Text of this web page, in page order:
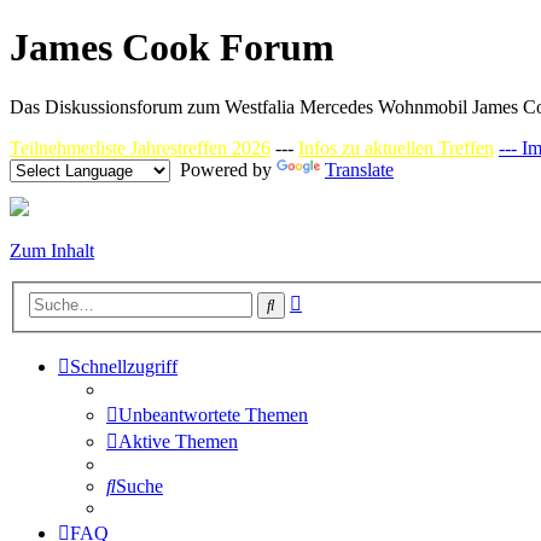
James Cook Forum
Das Diskussionsforum zum Westfalia Mercedes Wohnmobil James
Teilnehmerliste Jahrestreffen 2026 --- Infos zu aktuellen Treffen ---
Powered by
Translate
Zum Inhalt
Suche
Schnellzugriff
Unbeantwortete Themen
Aktive Themen
Suche
FAQ